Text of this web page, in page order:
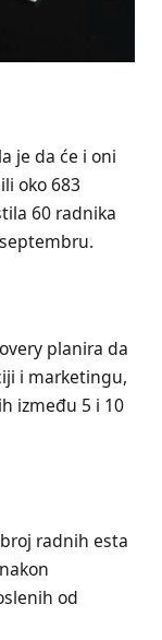
je da će i oni
oko 683
60 radnika
planira da
i marketingu,
između 5 i 10
radnih esta
od